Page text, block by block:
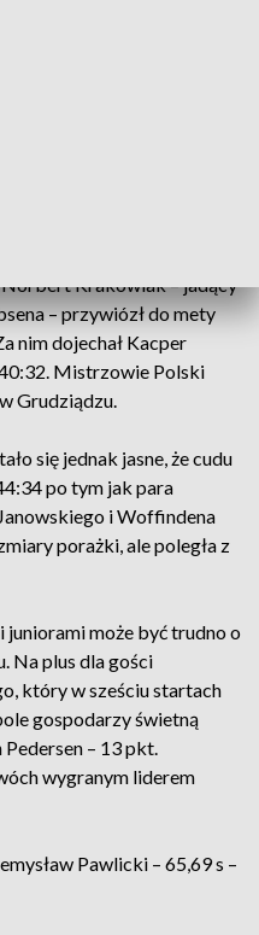
Krakowiak – jadący
– przywiózł do mety
nim dojechał Kacper
Mistrzowie Polski
Grudziądzu.
się jednak jasne, że cudu
po tym jak para
i Woffindena
porażki, ale poległa z
może być trudno o
Na plus dla gości
który w sześciu startach
gospodarzy świetną
– 13 pkt.
wygranym liderem
Pawlicki – 65,69 s –